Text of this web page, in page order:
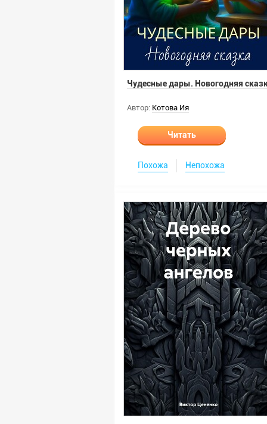
Чудесные дары. Новогодняя
Автор: Котова Ия
Читать
Похожа Непохожа